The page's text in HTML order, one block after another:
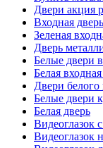
Двери акция
Входная
Зеленая
Дверь
Белые двери
Белая
Двери белого
Белые двери
Белая дверь
Видеоглазок
Видеоглазок